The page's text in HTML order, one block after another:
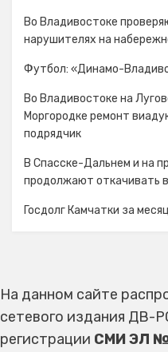
Во Владивостоке
нарушителях на
Футбол: «Динамо-
Во Владивостоке на
Моргородке ремонт
подрядчик
В Спасске-Дальнем и на
продолжают откачивать
Госдолг Камчатки за
На данном сайте
сетевого издания ДВ-
регистрации СМИ ЭЛ №